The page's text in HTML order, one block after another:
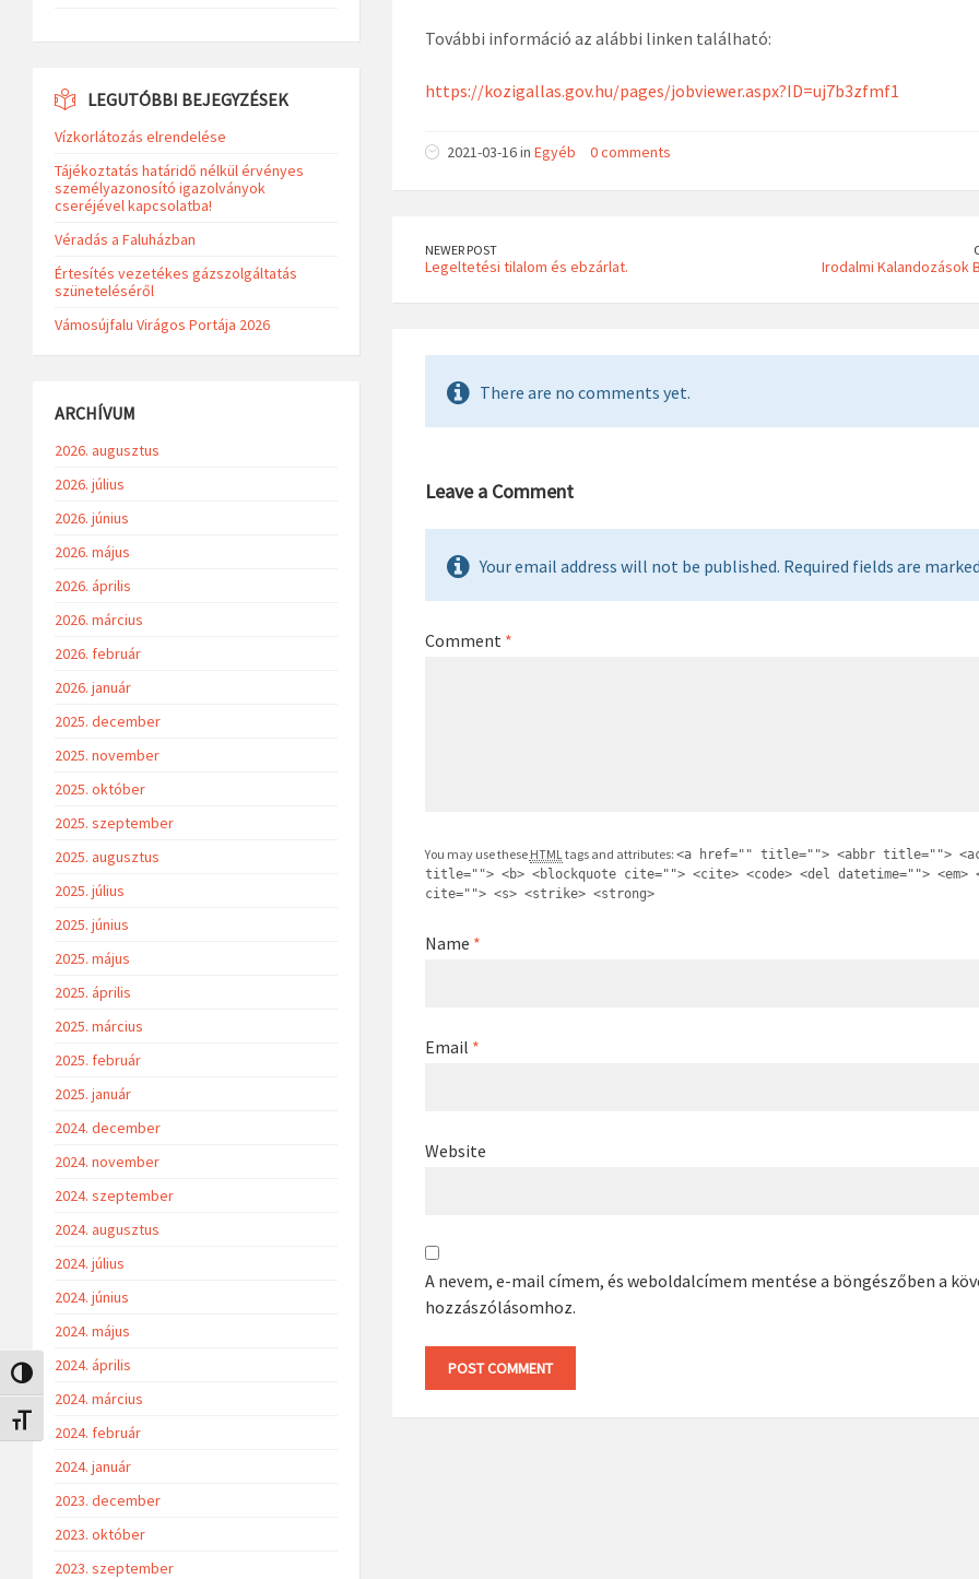
Nagy kontraszt váltása
Betűméret váltása
További információ az alábbi linken található:
https://kozigallas.gov.hu/pages/jobviewer.aspx?ID=uj7b3zfmf1
2021-03-16 in Egyéb 0 comments
NEWER POST
Legeltetési tilalom és ebzárlat. Irodalmi Kalandozások
There are no comments yet.
Leave a Comment
Your email address will not be published. Required fields are
Comment *
You may use these HTML tags and attributes: <a href="" title=""> <abbr title="">
title=""> <b> <blockquote cite=""> <cite> <code> <del datetime=""> <em>
cite=""> <s> <strike> <strong>
Name *
Email *
Website
A nevem, e-mail címem, és weboldalcímem mentése a böngészőben a
hozzászólásomhoz.
LEGUTÓBBI BEJEGYZÉSEK
Vízkorlátozás elrendelése
Tájékoztatás határidő nélkül érvényes
személyazonosító igazolványok
cseréjével kapcsolatba!
Véradás a Faluházban
Értesítés vezetékes gázszolgáltatás
szüneteléséről
Vámosújfalu Virágos Portája 2026
ARCHÍVUM
2026. augusztus
2026. július
2026. június
2026. május
2026. április
2026. március
2026. február
2026. január
2025. december
2025. november
2025. október
2025. szeptember
2025. augusztus
2025. július
2025. június
2025. május
2025. április
2025. március
2025. február
2025. január
2024. december
2024. november
2024. szeptember
2024. augusztus
2024. július
2024. június
2024. május
2024. április
2024. március
2024. február
2024. január
2023. december
2023. október
2023. szeptember